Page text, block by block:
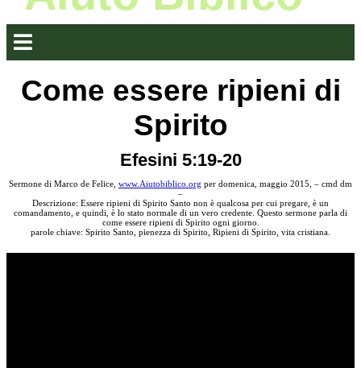
Come essere ripieni di
Spirito
Efesini 5:19-20
Sermone di Marco de Felice, www.Aiutobiblico.org per domenica, maggio 2015, – cmd dm
–
Descrizione: Essere ripieni di Spirito Santo non è qualcosa per cui pregare, è un
comandamento, e quindi, è lo stato normale di un vero credente. Questo sermone parla di
come essere ripieni di Spirito ogni giorno.
parole chiave: Spirito Santo, pienezza di Spirito, Ripieni di Spirito, vita cristiana.